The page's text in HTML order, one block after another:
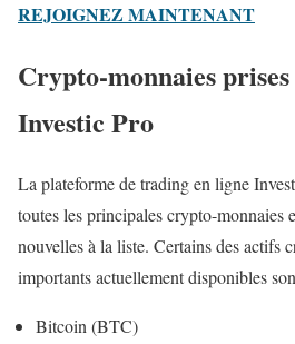
REJOIGNEZ MAINTENANT
Crypto-monnaies
Investic Pro
La plateforme de trading en ligne
toutes les principales crypto-monnaies
nouvelles à la liste. Certains des actifs
importants actuellement disponibles
Bitcoin (BTC)